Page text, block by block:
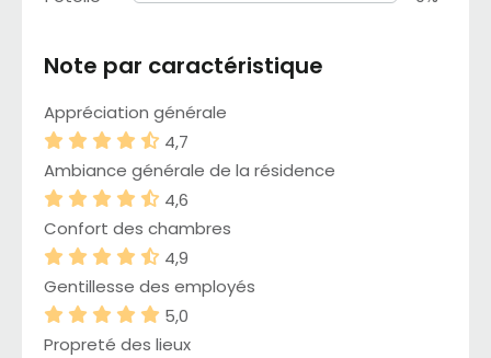
Note par caractéristique
Appréciation générale
4,7
Ambiance générale de la résidence
4,6
Confort des chambres
4,9
Gentillesse des employés
5,0
Propreté des lieux